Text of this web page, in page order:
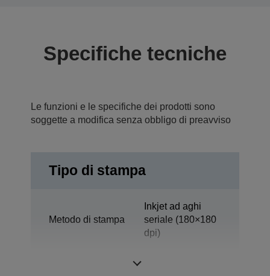
Specifiche tecniche
Le funzioni e le specifiche dei prodotti sono
soggette a modifica senza obbligo di preavviso
Tipo di stampa
Metodo di stampa
Inkjet ad aghi
seriale (180×180
dpi)